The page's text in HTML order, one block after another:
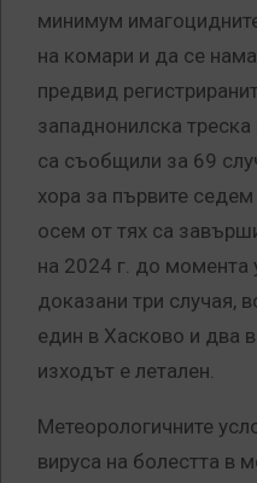
минимум
на комари и да се
предвид
западнонилска
са съобщили за 69
хора за първите
осем от тях са
на 2024 г. до момента
доказани три случая,
един в Хасково и два
изходът е летален.
Метеорологичните
вируса на болестта в